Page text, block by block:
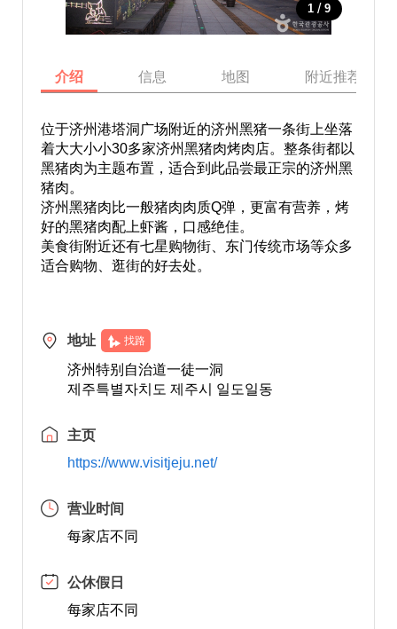
1 / 9
介绍 信息 地图 附近推荐景点
位于济州港塔洞广场附近的济州黑猪一条街上坐落
着大大小小30多家济州黑猪肉烤肉店。整条街都以
黑猪肉为主题布置，适合到此品尝最正宗的济州黑
猪肉。
济州黑猪肉比一般猪肉肉质Q弹，更富有营养，烤
好的黑猪肉配上虾酱，口感绝佳。
美食街附近还有七星购物街、东门传统市场等众多
适合购物、逛街的好去处。
地址 找路
济州特别自治道一徒一洞
제주특별자치도 제주시 일도일동
主页
https://www.visitjeju.net/
营业时间
每家店不同
公休假日
每家店不同